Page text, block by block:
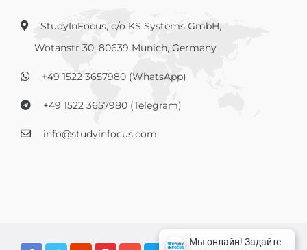
StudyInFocus, c/o KS Systems GmbH,
Wotanstr 30, 80639 Munich, Germany
+49 1522 3657980 (WhatsApp)
+49 1522 3657980 (Telegram)
info@studyinfocus.com